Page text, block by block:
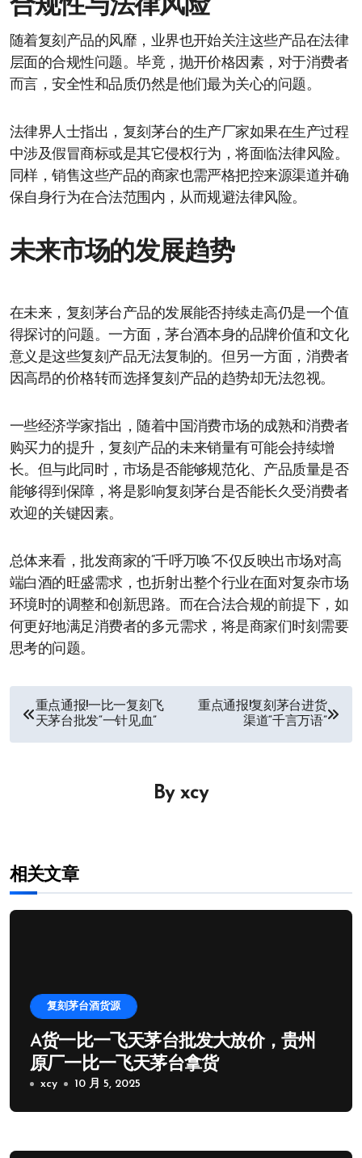
合规性与法律风险
随着复刻产品的风靡，业界也开始关注这些产品在法律
层面的合规性问题。毕竟，抛开价格因素，对于消费者
而言，安全性和品质仍然是他们最为关心的问题。
法律界人士指出，复刻茅台的生产厂家如果在生产过程
中涉及假冒商标或是其它侵权行为，将面临法律风险。
同样，销售这些产品的商家也需严格把控来源渠道并确
保自身行为在合法范围内，从而规避法律风险。
未来市场的发展趋势
在未来，复刻茅台产品的发展能否持续走高仍是一个值
得探讨的问题。一方面，茅台酒本身的品牌价值和文化
意义是这些复刻产品无法复制的。但另一方面，消费者
因高昂的价格转而选择复刻产品的趋势却无法忽视。
一些经济学家指出，随着中国消费市场的成熟和消费者
购买力的提升，复刻产品的未来销量有可能会持续增
长。但与此同时，市场是否能够规范化、产品质量是否
能够得到保障，将是影响复刻茅台是否能长久受消费者
欢迎的关键因素。
总体来看，批发商家的“千呼万唤”不仅反映出市场对高
端白酒的旺盛需求，也折射出整个行业在面对复杂市场
环境时的调整和创新思路。而在合法合规的前提下，如
何更好地满足消费者的多元需求，将是商家们时刻需要
思考的问题。
文
章
重点通报!一比一复刻飞
天茅台批发“一针见血”
重点通报!复刻茅台进货
渠道“千言万语”
By xcy
相关文章
复刻茅台酒货源
A货一比一飞天茅台批发大放价，贵州
原厂一比一飞天茅台拿货
xcy 10 月 5, 2025